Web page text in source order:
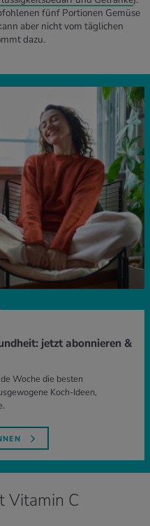
fünf Portionen Gemüse
aber nicht vom täglichen
dazu.
jetzt abonnieren &
Woche die besten
Koch-Ideen,
Vitamin C